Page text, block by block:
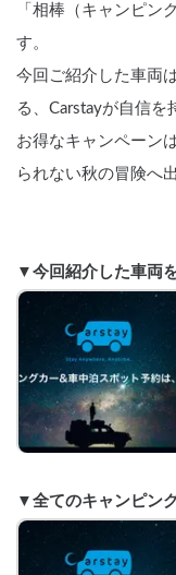
「相棒（キャンピン
す。
今回ご紹介した車両
る、Carstayが自信を
お得なキャンペーン
られない秋の冒険へ
▼今回紹介した車両
▼全てのキャンピン